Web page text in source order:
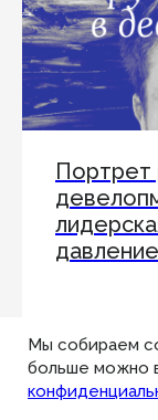
Мы собираем
больше можно
Портрет